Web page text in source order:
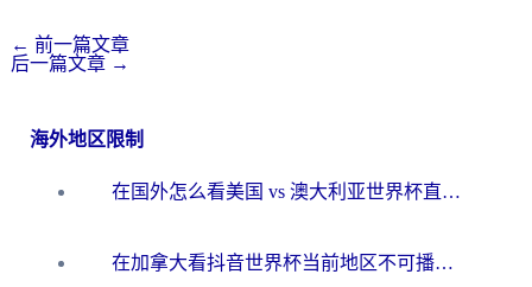
← 前一篇文章
后一篇文章 →
海外地区限制
在国外怎么看美国 vs 澳大利亚世界杯直播？海外党必藏的中文解说观赛指南
在加拿大看抖音世界杯当前地区不可播放？海外党体育观赛终极指南